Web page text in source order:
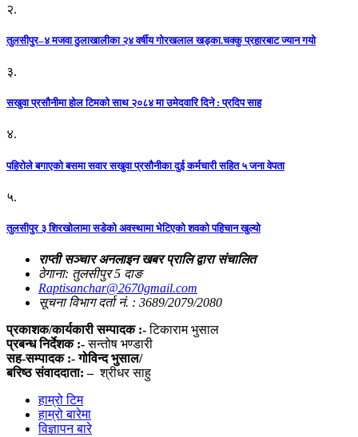
२.
तुलसीपुर–४ मजवा ठुलाखालीका २४ वर्षीय गोरखलाल खड्का.चक्कु प्रहारबाट ज्यान गयो
३.
सखुवा प्रसौनीमा होल टिमको साथ २०८४ मा उमेदवारि दिने : प्रदिप साह
४.
पहिराेले बगाएकाे बसमा सवार सखुवा प्रसाैनीका दुई कर्मचारी सहित ५ जना वेपता
५.
तुलसीपुर ३ शिरखोलामा सडेको अवस्थामा भेटिएको शवको पहिचान खुल्यो
राप्ती सञ्चार अनलाइन खबर प्रालि द्वारा संचालित
ठेगाना: तुलसीपुर 5 दाङ
Raptisanchar@2670gmail.com
सूचना विभाग दर्ता नं. : 3689/2079/2080
प्रकाशक/कार्यकारी सम्पादक :-टिकाराम भुसाल
प्रबन्ध निर्देशक :-सन्तोष भण्डारी
सह-सम्पादक :- गोविन्द भुसाल/
बरिष्ठ संवाददाता: – श्रीधर साहु
हाम्रो टिम
हाम्रो बारेमा
विज्ञापन बारे